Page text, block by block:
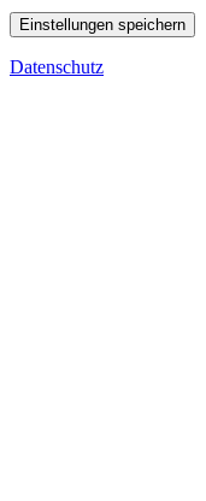
Einstellungen speichern
Datenschutz